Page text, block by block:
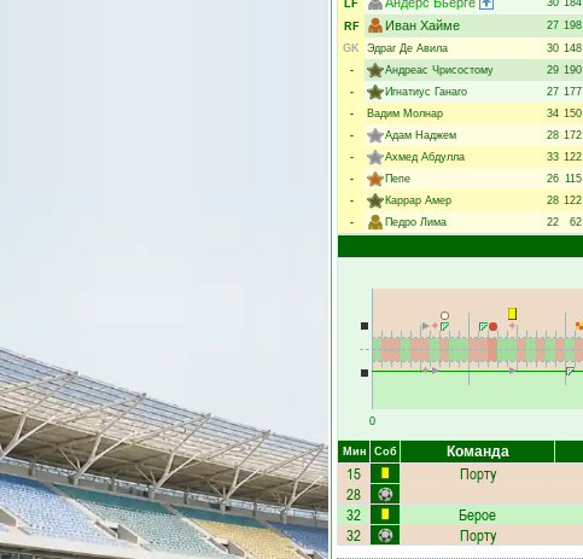
LF
30 184
RF
Иван Хайме 27 198
GK
Эдраг Де Авила 30 148
-
Андреас Чрисостому 29 190
-
Игнатиус Ганаго 27 177
-
Вадим Молнар 34 150
-
Адам Наджем 28 172
-
Ахмед Абдулла 33 122
-
Пепе 26 115
-
Каррар Амер 28 122
-
Педро Лима 22 62
0
Мин Соб Команда
15 Порту
28
32 Берое
32 Порту